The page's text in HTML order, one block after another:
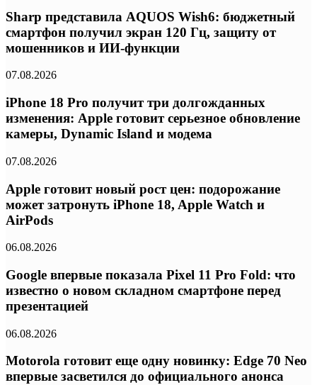
Sharp представила AQUOS Wish6: бюджетный
смартфон получил экран 120 Гц, защиту от
мошенников и ИИ-функции
07.08.2026
iPhone 18 Pro получит три долгожданных
изменения: Apple готовит серьезное обновление
камеры, Dynamic Island и модема
07.08.2026
Apple готовит новый рост цен: подорожание
может затронуть iPhone 18, Apple Watch и
AirPods
06.08.2026
Google впервые показала Pixel 11 Pro Fold: что
известно о новом складном смартфоне перед
презентацией
06.08.2026
Motorola готовит еще одну новинку: Edge 70 Neo
впервые засветился до официального анонса